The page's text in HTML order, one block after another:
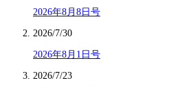
2026年8月8日号
2026/7/30
2026年8月1日号
2026/7/23